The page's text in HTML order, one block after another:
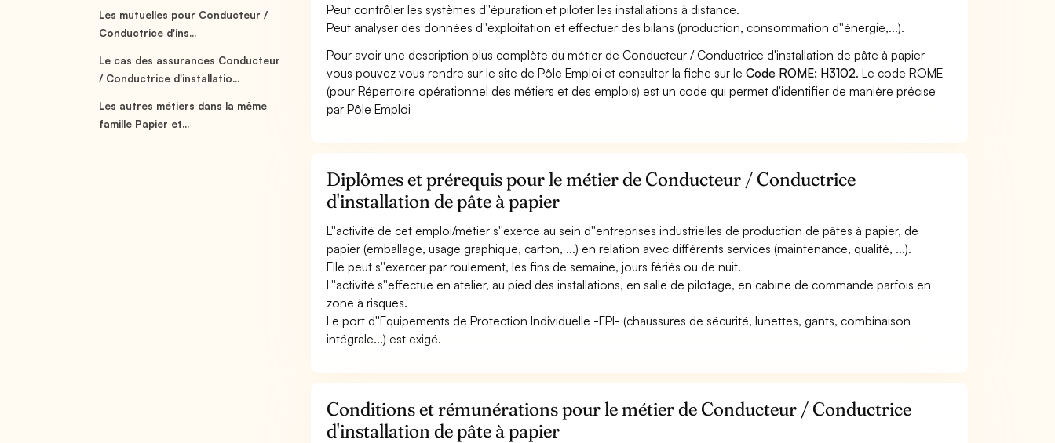
Les mutuelles pour Conducteur /
Conductrice d'ins...
Le cas des assurances Conducteur
/ Conductrice d'installatio...
Les autres métiers dans la même
famille Papier et...
Peut contrôler les systèmes d''épuration et piloter les installations à distance.
Peut analyser des données d''exploitation et effectuer des bilans (production, consommation d''énergie,...).
Pour avoir une description plus complète du métier de Conducteur / Conductrice d'installation de pâte à papier
vous pouvez vous rendre sur le site de Pôle Emploi et consulter la fiche sur leCode ROME: H3102. Le code ROME
(pour Répertoire opérationnel des métiers et des emplois) est un code qui permet d'identifier de manière précise
par Pôle Emploi
Diplômes et prérequis pour le métier de Conducteur / Conductrice
d'installation de pâte à papier
L''activité de cet emploi/métier s''exerce au sein d''entreprises industrielles de production de pâtes à papier, de
papier (emballage, usage graphique, carton, ...) en relation avec différents services (maintenance, qualité, ...).
Elle peut s''exercer par roulement, les fins de semaine, jours fériés ou de nuit.
L''activité s''effectue en atelier, au pied des installations, en salle de pilotage, en cabine de commande parfois en
zone à risques.
Le port d''Equipements de Protection Individuelle -EPI- (chaussures de sécurité, lunettes, gants, combinaison
intégrale...) est exigé.
Conditions et rémunérations pour le métier de Conducteur / Conductrice
d'installation de pâte à papier